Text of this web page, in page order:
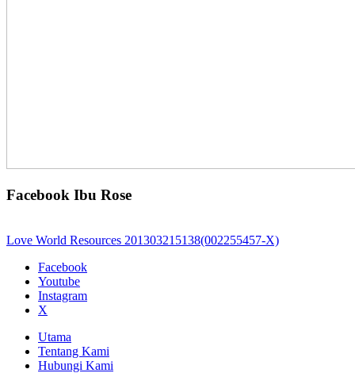
Facebook Ibu Rose
Love World Resources 201303215138(002255457-X)
Facebook
Youtube
Instagram
X
Utama
Tentang Kami
Hubungi Kami